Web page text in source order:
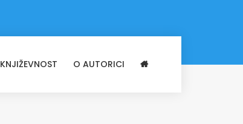
KNJIŽEVNOST O AUTORICI